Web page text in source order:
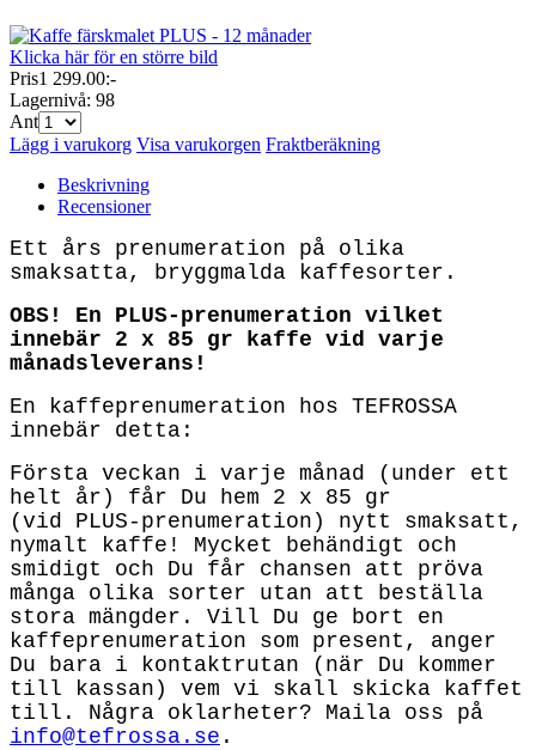
Klicka här för en större bild
Pris1 299.00:-
Lagernivå: 98
Ant
Lägg i varukorg Visa varukorgen Fraktberäkning
Beskrivning
Recensioner
Ett års prenumeration på olika
smaksatta, bryggmalda kaffesorter.
OBS! En PLUS-prenumeration vilket
innebär 2 x 85 gr kaffe vid varje
månadsleverans!
En kaffeprenumeration hos TEFROSSA
innebär detta:
Första veckan i varje månad (under ett
helt år) får Du hem 2 x 85 gr
(vid PLUS-prenumeration) nytt smaksatt,
nymalt kaffe! Mycket behändigt och
smidigt och Du får chansen att pröva
många olika sorter utan att beställa
stora mängder. Vill Du ge bort en
kaffeprenumeration som present, anger
Du bara i kontaktrutan (när Du kommer
till kassan) vem vi skall skicka kaffet
till. Några oklarheter? Maila oss på
info@tefrossa.se .